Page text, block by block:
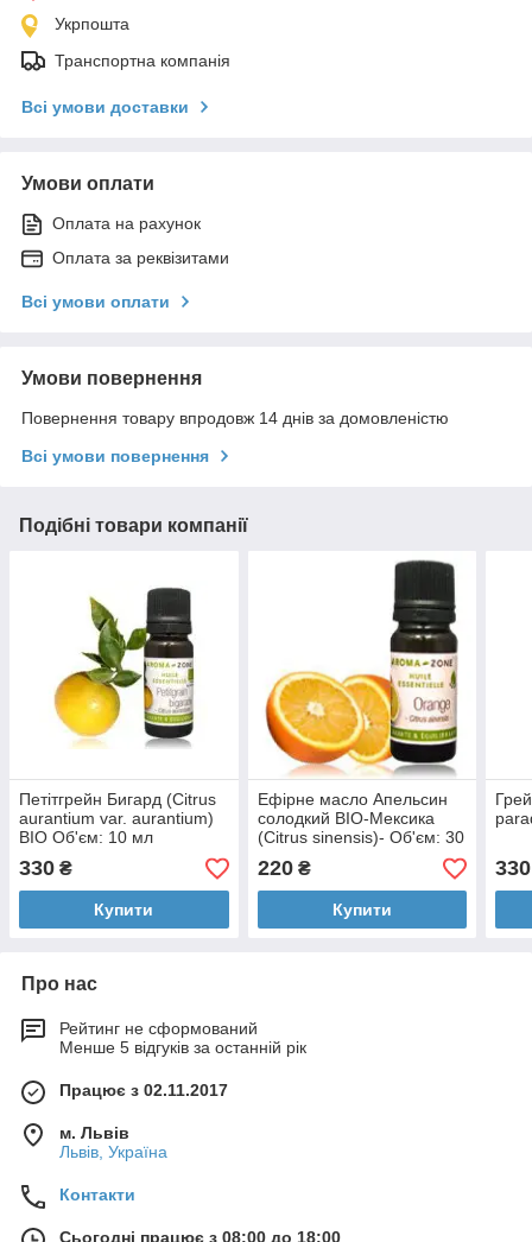
Укрпошта
Транспортна компанія
Всі умови доставки
Умови оплати
Оплата на рахунок
Оплата за реквізитами
Всі умови оплати
Умови повернення
Повернення товару впродовж 14 днів за домовленістю
Всі умови повернення
Подібні товари компанії
Петітгрейн Бигард (Citrus
aurantium var. aurantium)
BIO Об'єм: 10 мл
330 ₴
Купити
Ефірне масло Апельсин
солодкий BIO-Мексика
(Citrus sinensis)- Об'єм: 30
мл
220₴
Купити
330
Про нас
Рейтинг не сформований
Менше 5 відгуків за останній рік
Працює з 02.11.2017
м. Львів
Львів, Україна
Контакти
Сьогодні працює з 08:00 до 18:00